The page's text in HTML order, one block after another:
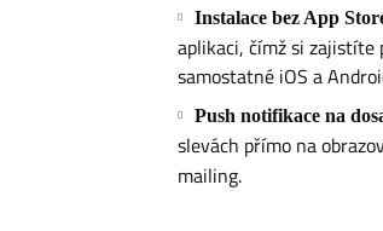
Instalace bez App
aplikaci, čímž si
samostatné iOS a
Push notifikace na
slevách přímo na
mailing.